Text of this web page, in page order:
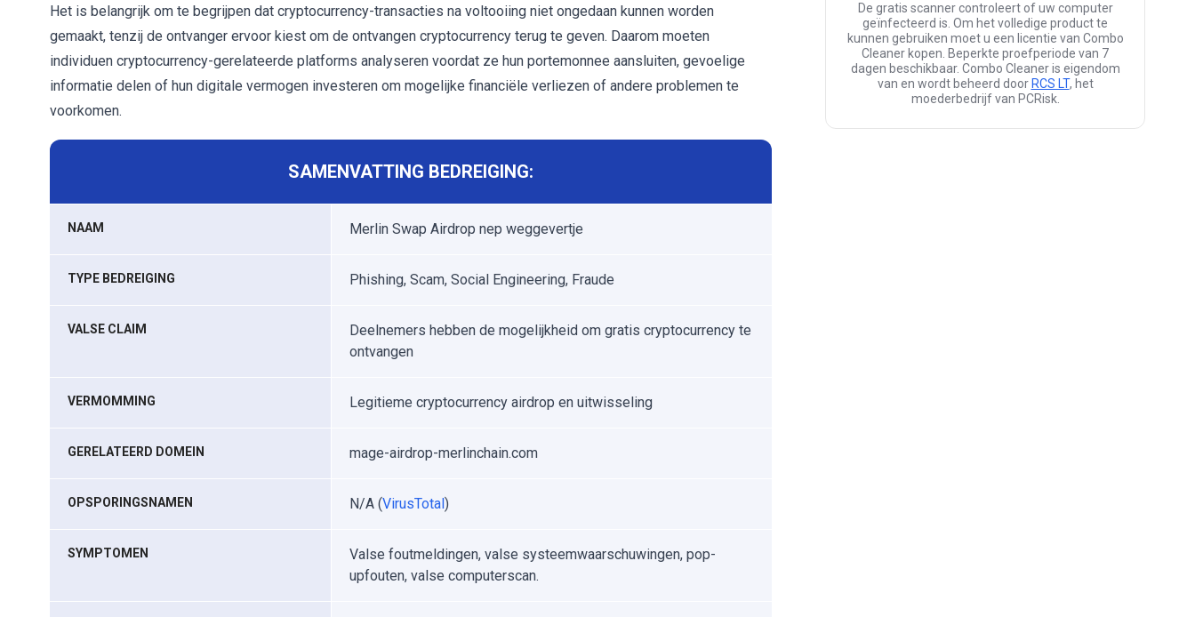
Het is belangrijk om te begrijpen dat cryptocurrency-transacties na voltooiing niet ongedaan kunnen worden
gemaakt, tenzij de ontvanger ervoor kiest om de ontvangen cryptocurrency terug te geven. Daarom moeten
individuen cryptocurrency-gerelateerde platforms analyseren voordat ze hun portemonnee aansluiten, gevoelige
informatie delen of hun digitale vermogen investeren om mogelijke financiële verliezen of andere problemen te
voorkomen.
SAMENVATTING BEDREIGING:
NAAM Merlin Swap Airdrop nep weggevertje
TYPE BEDREIGING Phishing, Scam, Social Engineering, Fraude
VALSE CLAIM
Deelnemers hebben de mogelijkheid om gratis cryptocurrency te
ontvangen
VERMOMMING Legitieme cryptocurrency airdrop en uitwisseling
GERELATEERD DOMEIN mage-airdrop-merlinchain.com
OPSPORINGSNAMEN N/A (VirusTotal)
SYMPTOMEN
Valse foutmeldingen, valse systeemwaarschuwingen, pop-
upfouten, valse computerscan.
De gratis scanner controleert of uw computer
geïnfecteerd is. Om het volledige product te
kunnen gebruiken moet u een licentie van Combo
Cleaner kopen. Beperkte proefperiode van 7
dagen beschikbaar. Combo Cleaner is eigendom
van en wordt beheerd door RCS LT, het
moederbedrijf van PCRisk.